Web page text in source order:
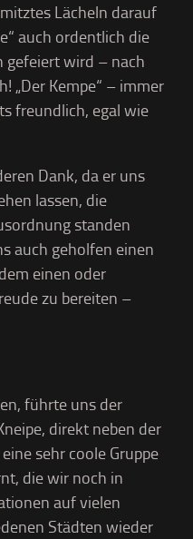
Lächeln darauf
auch ordentlich die
gefeiert wird – nach
„Der Kempe“ – immer
freundlich, egal wie
Dank, da er uns
lassen, die
standen
auch geholfen einen
einen oder
zu bereiten –
führte uns der
direkt neben der
sehr coole Gruppe
die wir noch in
auf vielen
Städten wieder